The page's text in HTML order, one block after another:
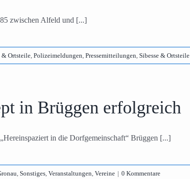
zwischen Alfeld und [...]
Ortsteile, Polizeimeldungen, Pressemitteilungen, Sibesse & Ortsteile
in Brüggen erfolgreich
in die Dorfgemeinschaft“ Brüggen [...]
, Sonstiges, Veranstaltungen, Vereine | 0 Kommentare